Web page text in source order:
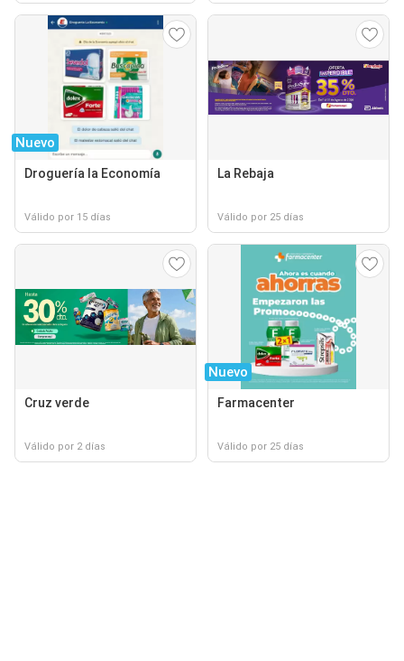
Nuevo
Droguería la Economía
Válido por 15 días
La Rebaja
Válido por 25 días
Cruz verde
Válido por 2 días
Nuevo
Farmacenter
Válido por 25 días